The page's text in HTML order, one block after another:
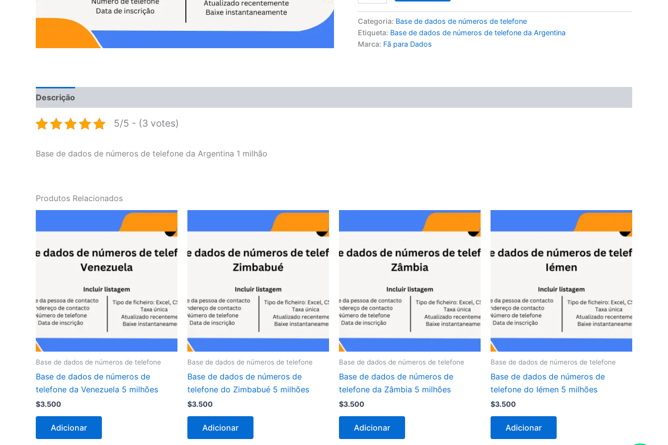
Categoria: Base de dados de números de telefone
Etiqueta: Base de dados de números de telefone da Argentina
Marca: Fã para Dados
Descrição
5/5 - (3 votes)
Base de dados de números de telefone da Argentina 1 milhão
Produtos Relacionados
Base de dados de números de telefone
Base de dados de números de
telefone da Venezuela 5 milhões
$3.500
Adicionar
Base de dados de números de telefone
Base de dados de números de
telefone do Zimbabué 5 milhões
$3.500
Adicionar
Base de dados de números de telefone
Base de dados de números de
telefone da Zâmbia 5 milhões
$3.500
Adicionar
Base de dados de números de telefone
Base de dados de números de
telefone do Iémen 5 milhões
$3.500
Adicionar